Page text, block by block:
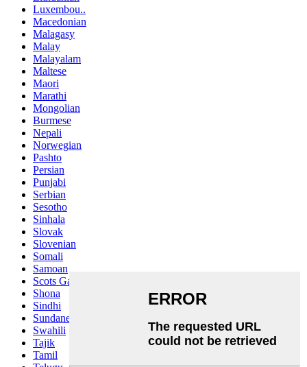
Luxembou..
Macedonian
Malagasy
Malay
Malayalam
Maltese
Maori
Marathi
Mongolian
Burmese
Nepali
Norwegian
Pashto
Persian
Punjabi
Serbian
Sesotho
Sinhala
Slovak
Slovenian
Somali
Samoan
Scots Gaelic
Shona
Sindhi
Sundanese
Swahili
Tajik
Tamil